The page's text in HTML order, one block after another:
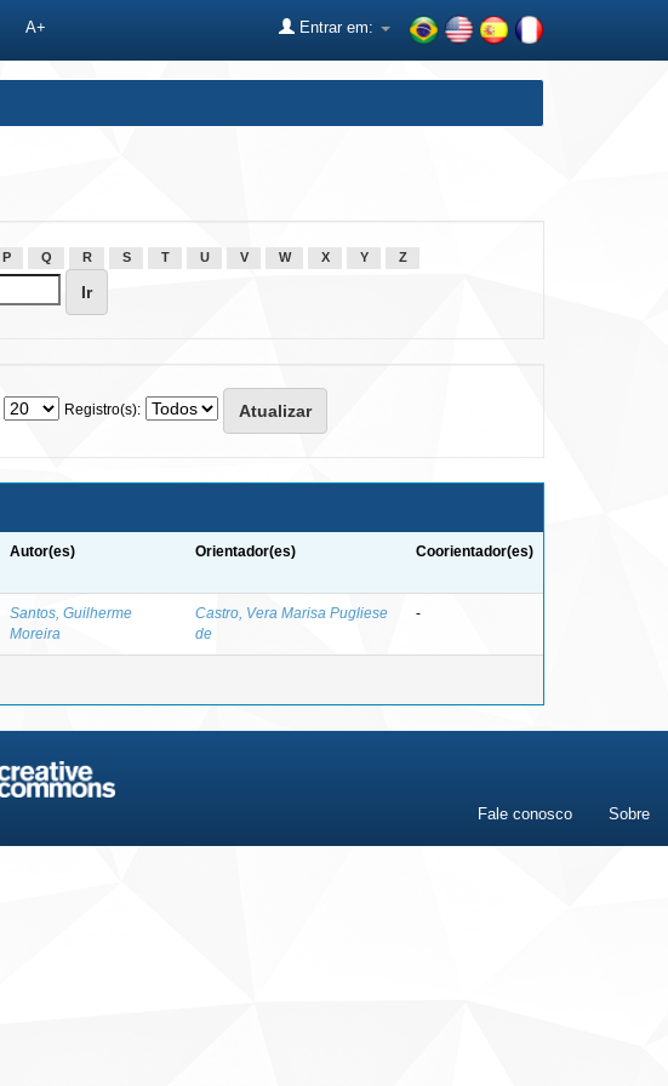
A+ Entrar em:
P Q R S T U V W X Y Z
Registro(s):
Autor(es) Orientador(es) Coorientador(es)
Santos, Guilherme
Moreira
Castro, Vera Marisa Pugliese
de
-
Fale conosco Sobre